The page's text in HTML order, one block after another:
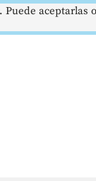
aceptarlas